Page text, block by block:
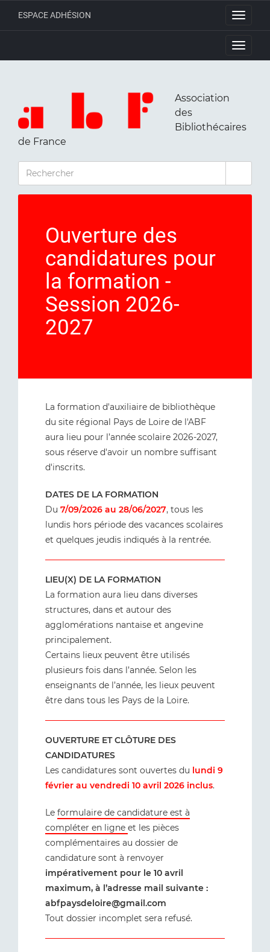
Toggle
ESPACE ADHÉSION
Toggle
Association
des
Bibliothécaires
de France
RECHERCHER
Ouverture des
candidatures pour
la formation -
Session 2026-
2027
La formation d'auxiliaire de bibliothèque
du site régional Pays de Loire de l'ABF
aura lieu pour l’année scolaire 2026-2027,
sous réserve d'avoir un nombre suffisant
d'inscrits.
DATES DE LA FORMATION
Du 7/09/2026 au 28/06/2027, tous les
lundis hors période des vacances scolaires
et quelques jeudis indiqués à la rentrée.
LIEU(X) DE LA FORMATION
La formation aura lieu dans diverses
structures, dans et autour des
agglomérations nantaise et angevine
principalement.
Certains lieux peuvent être utilisés
plusieurs fois dans l’année. Selon les
enseignants de l’année, les lieux peuvent
être dans tous les Pays de la Loire.
OUVERTURE ET CLÔTURE DES
CANDIDATURES
Les candidatures sont ouvertes du lundi 9
février au vendredi 10 avril 2026 inclus.
Le formulaire de candidature est à
compléter en ligne et les pièces
complémentaires au dossier de
candidature sont à renvoyer
impérativement pour le 10 avril
maximum, à l’adresse mail suivante :
abfpaysdeloire@gmail.com
Tout dossier incomplet sera refusé.